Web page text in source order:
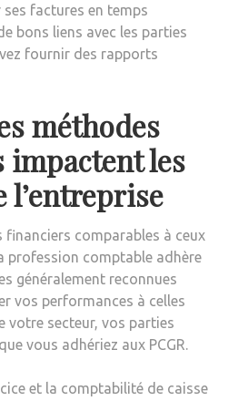
ses factures en temps
bons liens avec les parties
fournir des rapports
méthodes
impactent les
l’entreprise
financiers comparables à ceux
profession comptable adhère
généralement reconnues
vos performances à celles
votre secteur, vos parties
vous adhériez aux PCGR.
et la comptabilité de caisse